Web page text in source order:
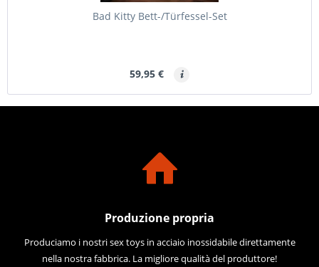
Bad Kitty Bett-/Türfessel-Set
59,95 €
Produzione propria
Produciamo i nostri sex toys in acciaio inossidabile direttamente
nella nostra fabbrica. La migliore qualità del produttore!